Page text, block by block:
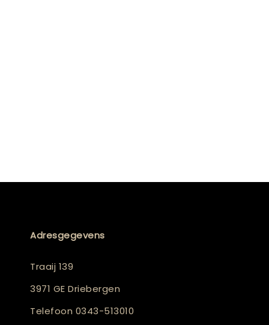
Adresgegevens
Traaij 139
3971 GE Driebergen
Telefoon 0343-513010